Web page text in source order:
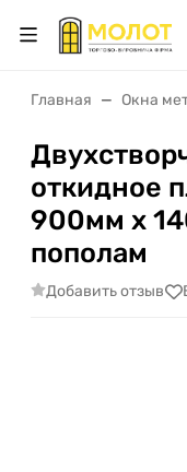
Главная Окна
откидное
900мм х
пополам
Добавить отзыв